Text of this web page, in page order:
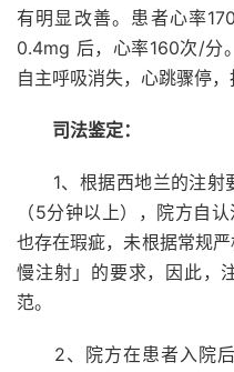
有明显改善。患者心率
0.4mg 后，心率160次/分
自主呼吸消失，心跳骤停，
司法鉴定：
1、根据西地兰的注
（5分钟以上），院方自
也存在瑕疵，未根据常规
慢注射」的要求，因此，
范。
2、院方在患者入院